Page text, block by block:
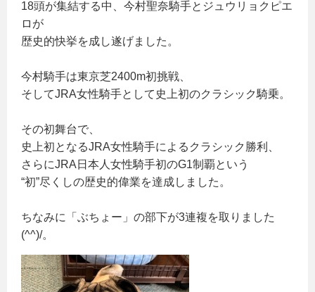
18頭が集結する中、今村聖奈騎手とジュウリョクピエ
ロが
歴史的快挙を成し遂げました。
今村騎手は東京芝2400m初挑戦、
そしてJRA女性騎手として史上初のクラシック騎乗。
その初舞台で、
史上初となるJRA女性騎手によるクラシック勝利、
さらにJRA日本人女性騎手初のG1制覇という
“初”尽くしの歴史的偉業を達成しました。
ちなみに「ぶちょー」の部下が3連複を取りました
(^^)/。